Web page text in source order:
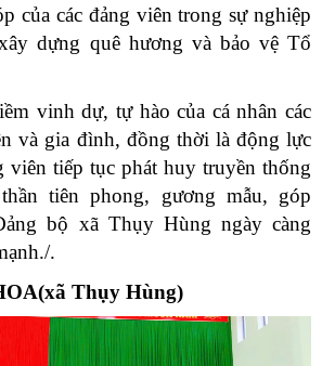
của các đảng viên trong sự nghiệp
dựng quê hương và bảo vệ Tổ
vinh dự, tự hào của cá nhân các
và gia đình, đồng thời là động lực
viên tiếp tục phát huy truyền thống
tiên phong, gương mẫu, góp
bộ xã Thụy Hùng ngày càng
.
Thụy Hùng)